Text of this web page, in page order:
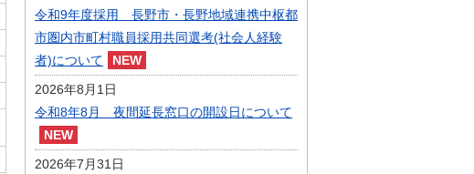
令和9年度採用 長野市・長野地域連携中枢都
市圏内市町村職員採用共同選考(社会人経験
者)について
2026年8月1日
令和8年8月 夜間延長窓口の開設日について
2026年7月31日